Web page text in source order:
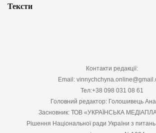
Тексти
Контакти редакції:
Email:
Тел:+38 098 031 08 61
Головний редактор: Голошивець
Засновник: ТОВ «УКРАЇНСЬКА
Рішення Національної ради України з